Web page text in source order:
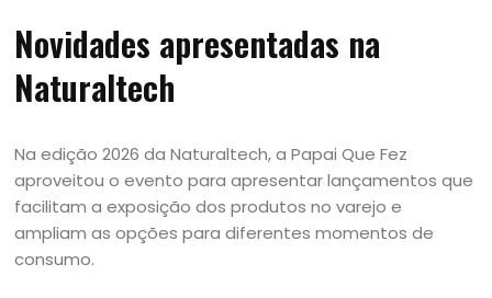
Novidades apresentadas na
Naturaltech
Na edição 2026 da Naturaltech, a Papai Que Fez
aproveitou o evento para apresentar lançamentos que
facilitam a exposição dos produtos no varejo e
ampliam as opções para diferentes momentos de
consumo.